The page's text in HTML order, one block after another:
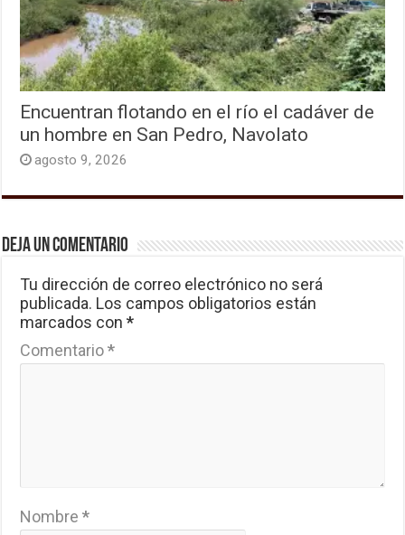
Encuentran flotando en el río el cadáver de
un hombre en San Pedro, Navolato
agosto 9, 2026
Deja un comentario
Tu dirección de correo electrónico no será
publicada. Los campos obligatorios están
marcados con*
Comentario*
Nombre*